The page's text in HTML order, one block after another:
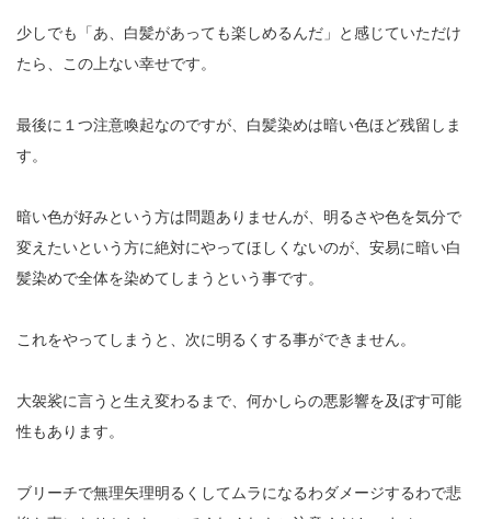
少しでも「あ、白髪があっても楽しめるんだ」と感じていただけ
たら、この上ない幸せです。
最後に１つ注意喚起なのですが、白髪染めは暗い色ほど残留しま
す。
暗い色が好みという方は問題ありませんが、明るさや色を気分で
変えたいという方に絶対にやってほしくないのが、安易に暗い白
髪染めで全体を染めてしまうという事です。
これをやってしまうと、次に明るくする事ができません。
大袈裟に言うと生え変わるまで、何かしらの悪影響を及ぼす可能
性もあります。
ブリーチで無理矢理明るくしてムラになるわダメージするわで悲